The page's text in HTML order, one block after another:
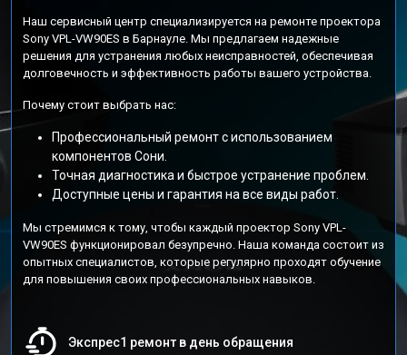
Наш сервисный центр специализируется на ремонте проектора
Sony VPL-VW90ES в Барнауле. Мы предлагаем надежные
решения для устранения любых неисправностей, обеспечивая
долговечность и эффективность работы вашего устройства.
Почему стоит выбрать нас:
Профессиональный ремонт с использованием
компонентов Сони.
Точная диагностика и быстрое устранение проблем.
Доступные цены и гарантия на все виды работ.
Мы стремимся к тому, чтобы каждый проектор Sony VPL-
VW90ES функционировал безупречно. Наша команда состоит из
опытных специалистов, которые регулярно проходят обучение
для повышения своих профессиональных навыков.
Экспрес1 ремонт в день обращения